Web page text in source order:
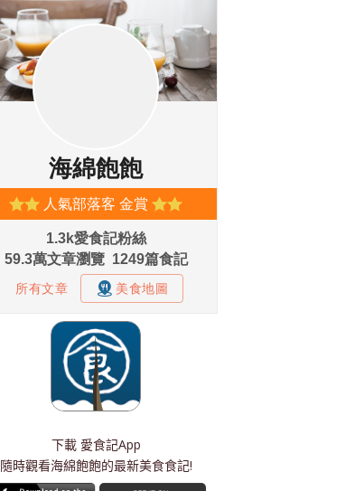
下載 愛食記App
隨時觀看海綿飽飽的最新美食食記!